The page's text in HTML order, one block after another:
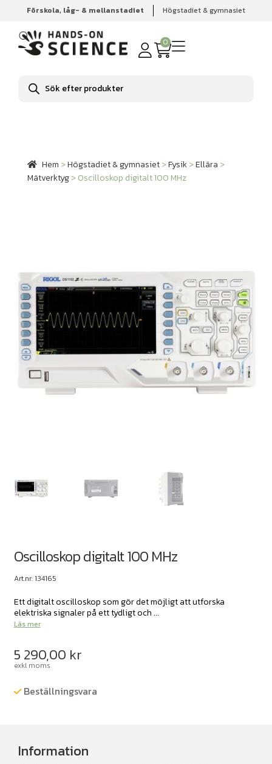
Förskola, låg- & mellanstadiet Högstadiet & gymnasiet
0
Produktsökning
Hem Högstadiet & gymnasiet Fysik Ellära
Mätverktyg
Oscilloskop digitalt 100 MHz
Hem >Högstadiet & gymnasiet>Fysik>Ellära >
Mätverktyg>Oscilloskop digitalt 100 MHz
Oscilloskop digitalt 100 MHz
Art.nr: 134165
Ett digitalt oscilloskop som gör det möjligt att utforska
elektriska signaler på ett tydligt och ...
Läs mer
5 290,00 kr
exkl moms
Beställningsvara
Information